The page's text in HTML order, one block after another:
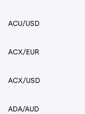
ACU/USD
ACX/EUR
ACX/USD
ADA/AUD